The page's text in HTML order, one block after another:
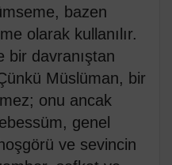
bazen
olarak kullanılır.
bir davranıştan
Müslüman, bir
onu ancak
genel
ve sevincin